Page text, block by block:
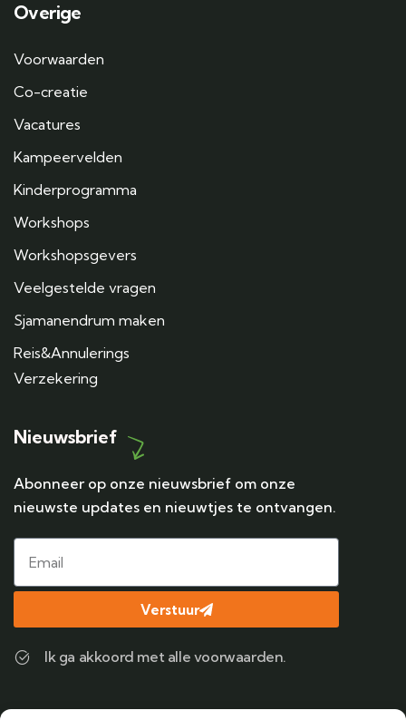
Overige
Voorwaarden
Co-creatie
Vacatures
Kampeervelden
Kinderprogramma
Workshops
Workshopsgevers
Veelgestelde vragen
Sjamanendrum maken
Reis&Annulerings
Verzekering
Nieuwsbrief
Abonneer op onze nieuwsbrief om onze
nieuwste updates en nieuwtjes te ontvangen.
Verstuur
Ik ga akkoord met alle voorwaarden.